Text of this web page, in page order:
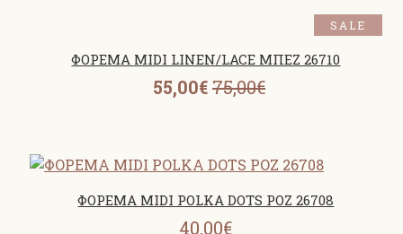
SALE
ΦΟΡΕΜΑ MIDI LINEN/LACE ΜΠΕΖ 26710
55,00€75,00€
ΦΟΡΕΜΑ MIDI POLKA DOTS ΡΟΖ 26708
40,00€